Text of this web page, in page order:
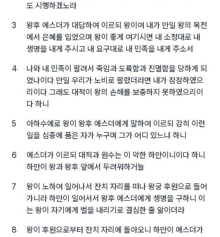
도 시행하겠노라
3
왕후 에스더가 대답하여 이르되 왕이여 내가 만일 왕의 목전
에서 은혜를 입었으며 왕이 좋게 여기시면 내 소청대로 내
생명을 내게 주시고 내 요구대로 내 민족을 내게 주소서
4
나와 내 민족이 팔려서 죽임과 도륙함과 진멸함을 당하게 되
었나이다 만일 우리가 노비로 팔렸더라면 내가 잠잠하였으
리이다 그래도 대적이 왕의 손해를 보충하지 못하였으리이
다 하니
5
아하수에로 왕이 왕후 에스더에게 말하여 이르되 감히 이런
일을 심중에 품은 자가 누구며 그가 어디 있느냐 하니
6
에스더가 이르되 대적과 원수는 이 악한 하만이니이다 하니
하만이 왕과 왕후 앞에서 두려워하거늘
7
왕이 노하여 일어나서 잔치 자리를 떠나 왕궁 후원으로 들어
가니라 하만이 일어서서 왕후 에스더에게 생명을 구하니 이
는 왕이 자기에게 벌을 내리기로 결심한 줄 앎이더라
8 왕이 후원으로부터 잔치 자리에 돌아오니 하만이 에스더가